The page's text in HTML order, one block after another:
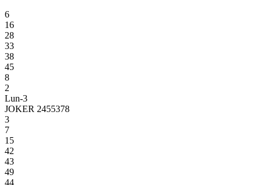
6
16
28
33
38
45
8
2
Lun-3
JOKER 2455378
3
7
15
42
43
49
44